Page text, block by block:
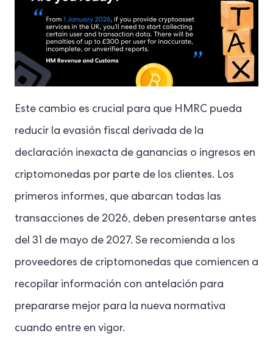
Este cambio es crucial para que HMRC pueda
reducir la evasión fiscal derivada de la
declaración inexacta de ganancias o ingresos en
criptomonedas por parte de los clientes. Los
primeros informes, que abarcan todas las
transacciones de 2026, deben presentarse antes
del 31 de mayo de 2027. Se recomienda a los
proveedores de criptomonedas que comiencen a
recopilar información con antelación para
prepararse mejor para la nueva normativa
cuando entre en vigor.